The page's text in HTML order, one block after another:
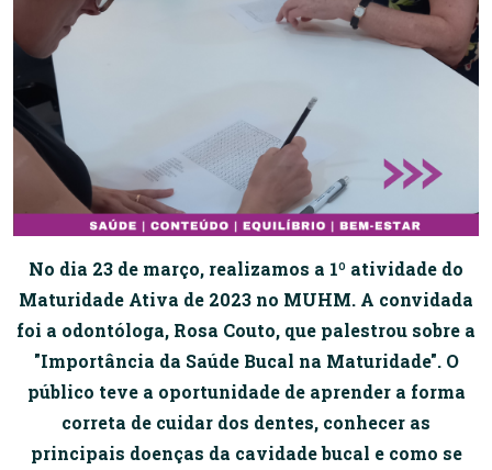
No dia 23 de março, realizamos a 1º atividade do
Maturidade Ativa de 2023 no MUHM. A convidada
foi a odontóloga, Rosa Couto, que palestrou sobre a
"Importância da Saúde Bucal na Maturidade". O
público teve a oportunidade de aprender a forma
correta de cuidar dos dentes, conhecer as
principais doenças da cavidade bucal e como se